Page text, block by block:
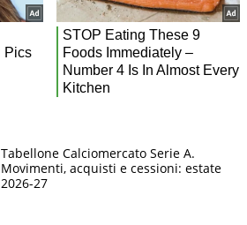
Tabellone Calciomercato Serie A.
Movimenti, acquisti e cessioni: estate
2026-27